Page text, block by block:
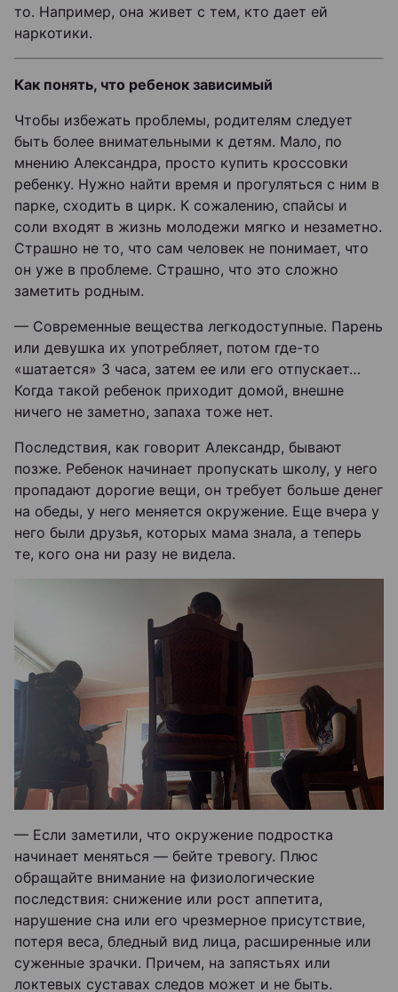
то. Например, она живет с тем, кто дает ей
наркотики.
Как понять, что ребенок зависимый
Чтобы избежать проблемы, родителям следует
быть более внимательными к детям. Мало, по
мнению Александра, просто купить кроссовки
ребенку. Нужно найти время и прогуляться с ним в
парке, сходить в цирк. К сожалению, спайсы и
соли входят в жизнь молодежи мягко и незаметно.
Страшно не то, что сам человек не понимает, что
он уже в проблеме. Страшно, что это сложно
заметить родным.
— Современные вещества легкодоступные. Парень
или девушка их употребляет, потом где-то
«шатается» 3 часа, затем ее или его отпускает…
Когда такой ребенок приходит домой, внешне
ничего не заметно, запаха тоже нет.
Последствия, как говорит Александр, бывают
позже. Ребенок начинает пропускать школу, у него
пропадают дорогие вещи, он требует больше денег
на обеды, у него меняется окружение. Еще вчера у
него были друзья, которых мама знала, а теперь
те, кого она ни разу не видела.
— Если заметили, что окружение подростка
начинает меняться — бейте тревогу. Плюс
обращайте внимание на физиологические
последствия: снижение или рост аппетита,
нарушение сна или его чрезмерное присутствие,
потеря веса, бледный вид лица, расширенные или
суженные зрачки. Причем, на запястьях или
локтевых суставах следов может и не быть.